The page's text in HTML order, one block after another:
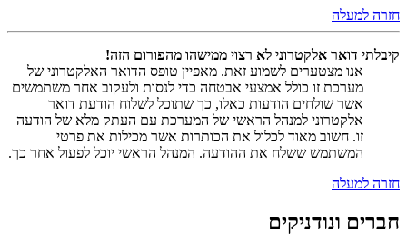
חזרה למעלה
קיבלתי דואר אלקטרוני לא רצוי ממישהו מהפורום הזה!
אנו מצטערים לשמוע זאת. מאפיין טופס הדואר האלקטרוני של
מערכת זו כולל אמצעי אבטחה כדי לנסות ולעקוב אחר משתמשים
אשר שולחים הודעות כאלו, כך שתוכל לשלוח הודעת דואר
אלקטרוני למנהל הראשי של המערכת עם העתק מלא של הודעה
זו. חשוב מאוד לכלול את הכותרות אשר מכילות את פרטי
המשתמש ששלח את ההודעה. המנהל הראשי יוכל לפעול אחר כך.
חזרה למעלה
חברים ונודניקים